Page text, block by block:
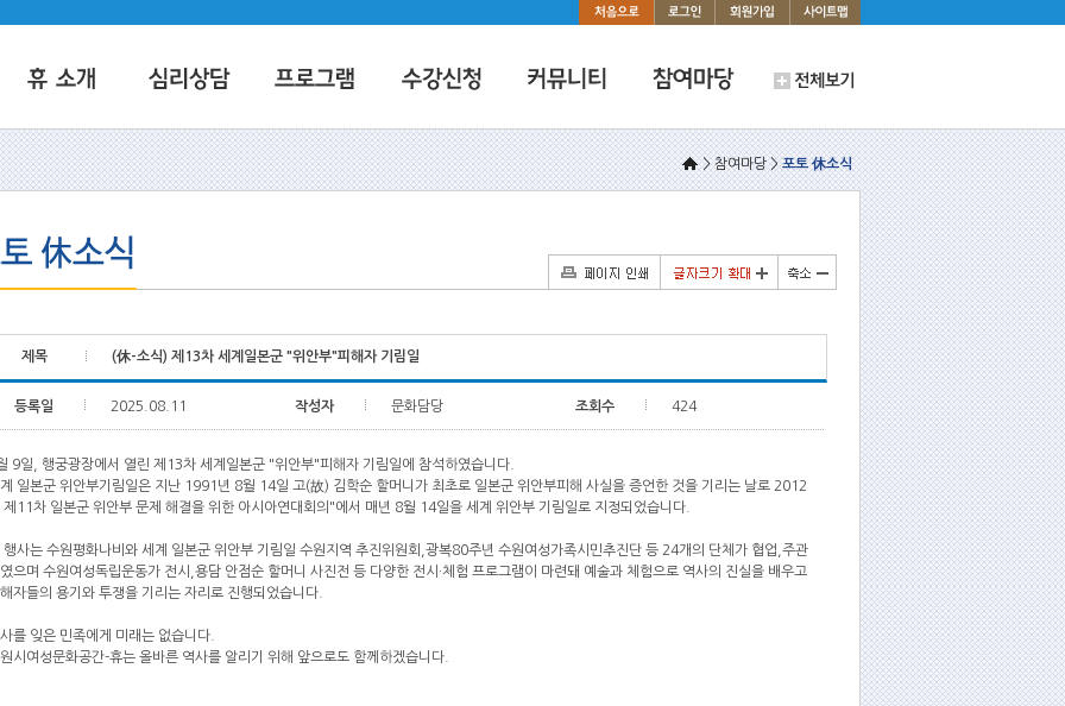
> 참여마당 >포토 休소식
제목 (休-소식) 제13차 세계일본군 "위안부"피해자 기림일
등록일 2025.08.11 작성자 문화담당 조회수 424
9일, 행궁광장에서 열린 제13차 세계일본군 "위안부"피해자 기림일에 참석하였습니다.
일본군 위안부기림일은 지난 1991년 8월 14일 고(故) 김학순 할머니가 최초로 일본군 위안부피해 사실을 증언한 것을 기리는 날로 2012
제11차 일본군 위안부 문제 해결을 위한 아시아연대회의"에서 매년 8월 14일을 세계 위안부 기림일로 지정되었습니다.
행사는 수원평화나비와 세계 일본군 위안부 기림일 수원지역 추진위원회,광복80주년 수원여성가족시민추진단 등 24개의 단체가 협업,주관
으며 수원여성독립운동가 전시,용담 안점순 할머니 사진전 등 다양한 전시·체험 프로그램이 마련돼 예술과 체험으로 역사의 진실을 배우고
자들의 용기와 투쟁을 기리는 자리로 진행되었습니다.
를 잊은 민족에게 미래는 없습니다.
시여성문화공간-휴는 올바른 역사를 알리기 위해 앞으로도 함께하겠습니다.